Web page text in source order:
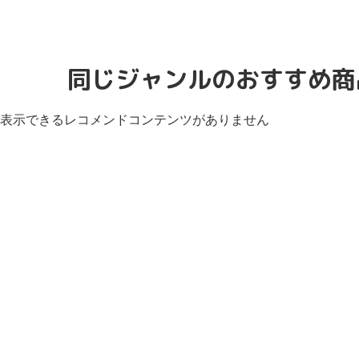
同じジャンルのおすすめ
表示できるレコメンドコンテンツがありません